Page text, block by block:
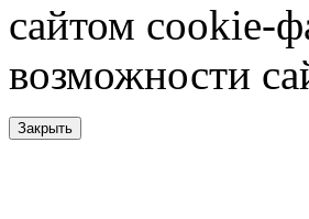
сайтом cookie-
возможности
Закрыть